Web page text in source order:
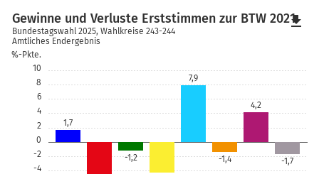
-4
-2
0
2
4
6
8
10
%-Pkte.
1,7
-1,2
7,9
-1,4
4,2
-1,7
Gewinne und Verluste Erststimmen zur BTW 2021
Bundestagswahl 2025, Wahlkreise 243-244
Amtliches Endergebnis
file_download